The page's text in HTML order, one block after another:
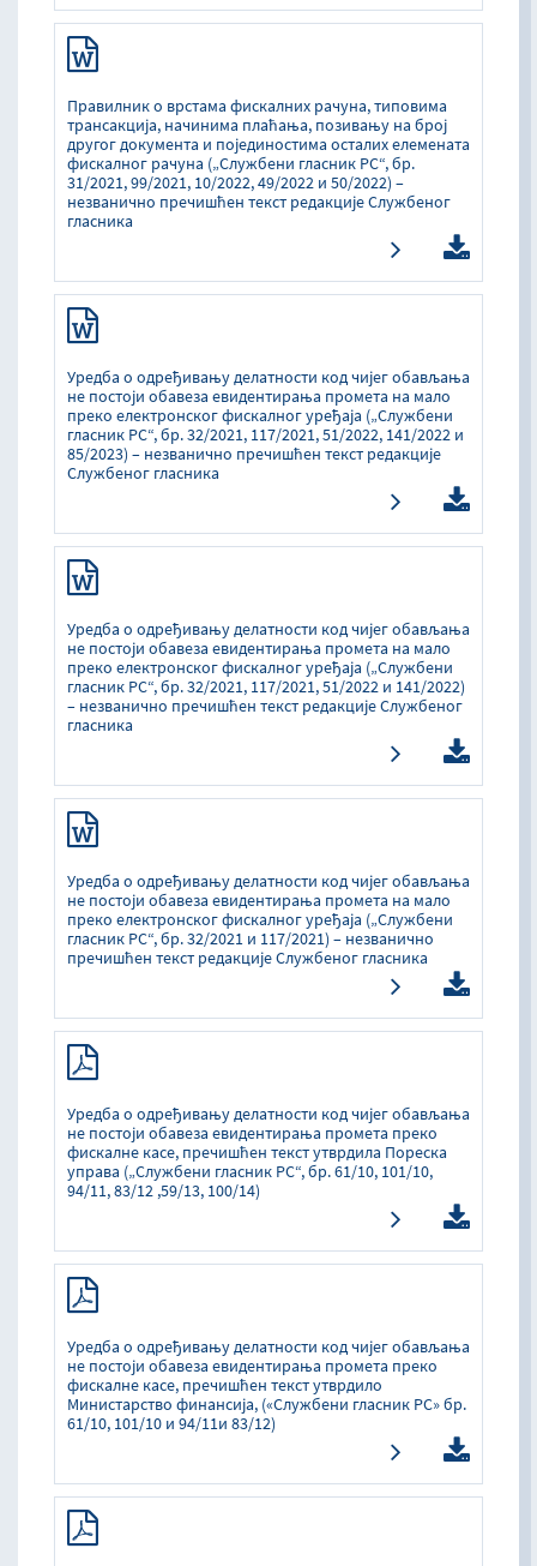
Правилник о врстама фискалних рачуна, типовима
трансакција, начинима плаћања, позивању на број
другог документа и појединостима осталих елемената
фискалног рачуна („Службени гласник РС“, бр.
31/2021, 99/2021, 10/2022, 49/2022 и 50/2022) –
незванично пречишћен текст редакције Службеног
гласника
Уредба о одређивању делатности код чијег обављања
не постоји обавеза евидентирања промета на мало
преко електронског фискалног уређаја („Службени
гласник РС“, бр. 32/2021, 117/2021, 51/2022, 141/2022 и
85/2023) – незванично пречишћен текст редакције
Службеног гласника
Уредба о одређивању делатности код чијег обављања
не постоји обавеза евидентирања промета на мало
преко електронског фискалног уређаја („Службени
гласник РС“, бр. 32/2021, 117/2021, 51/2022 и 141/2022)
– незванично пречишћен текст редакције Службеног
гласника
Уредба о одређивању делатности код чијег обављања
не постоји обавеза евидентирања промета на мало
преко електронског фискалног уређаја („Службени
гласник РС“, бр. 32/2021 и 117/2021) – незванично
пречишћен текст редакције Службеног гласника
Уредба о одређивању делатности код чијег обављања
не постоји обавеза евидентирања промета преко
фискалне касе, пречишћен текст утврдила Пореска
управа („Службени гласник РС“, бр. 61/10, 101/10,
94/11, 83/12 ,59/13, 100/14)
Уредба о одређивању делатности код чијег обављања
не постоји обавеза евидентирања промета преко
фискалне касе, пречишћен текст утврдило
Министарство финансија, («Службени гласник РС» бр.
61/10, 101/10 и 94/11и 83/12)